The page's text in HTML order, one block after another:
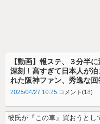
【動画】報ステ、３分半
深刻！高すぎて日本人が
れた阪神ファン、秀逸な回
2025/04/27 10:25 コメント(18)